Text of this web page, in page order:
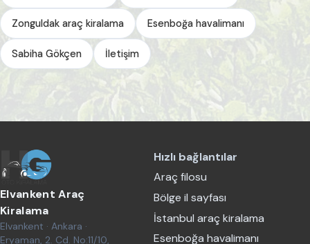
Zonguldak araç kiralama Esenboğa havalimanı
Sabiha Gökçen İletişim
Elvankent Araç
Kiralama
Elvankent · Ankara ·
Eryaman, 2. Cd. No:11/10,
Hızlı bağlantılar
Araç filosu
Bölge il sayfası
İstanbul araç kiralama
Esenboğa havalimanı